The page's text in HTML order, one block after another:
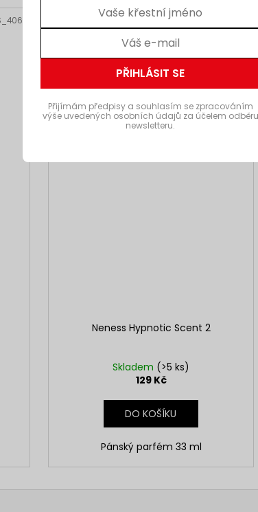
3 + 1
Neness Hypnotic Scent 2
Skladem (>5 ks)
129 Kč
DO KOŠÍKU
Pánský parfém 33 ml
PŘIHLÁSIT SE
Přijímám předpisy a souhlasím se zpracováním
výše uvedených osobních údajů za účelem odběru
newsletteru.